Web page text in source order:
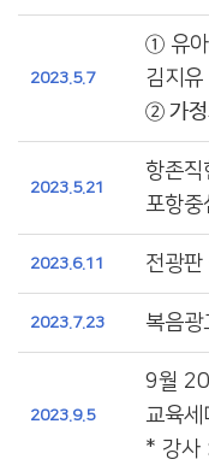
2023.5.7
① 유
김지유
② 가정
2023.5.21
항존직
포항중
2023.6.11 전광
2023.7.23 복음광
2023.9.5
9월 20
교육세
* 강사